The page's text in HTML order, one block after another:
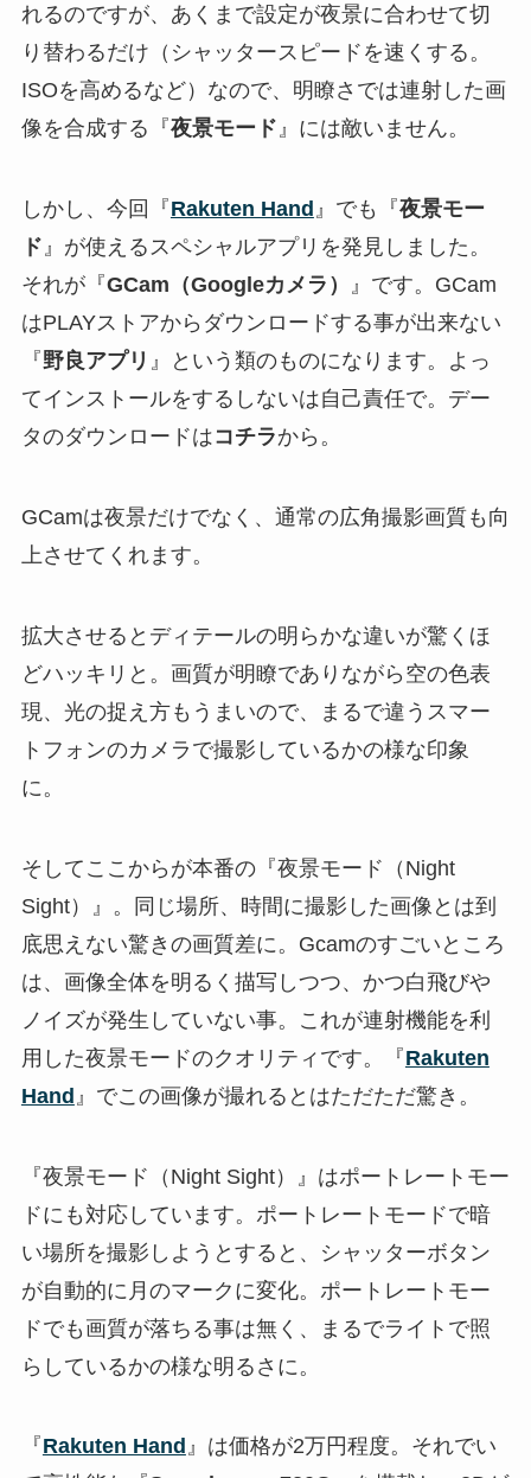
れるのですが、あくまで設定が夜景に合わせて切
り替わるだけ（シャッタースピードを速くする。
ISOを高めるなど）なので、明瞭さでは連射した画
像を合成する『夜景モード』には敵いません。
しかし、今回『Rakuten Hand 』でも『夜景モー
ド』が使えるスペシャルアプリを発見しました。
それが『GCam（Googleカメラ）
』です。GCam
はPLAYストアからダウンロードする事が出来ない
『野良アプリ 』という類のものになります。よっ
てインストールをするしないは自己責任で。デー
タのダウンロードはコチラから。
GCamは夜景だけでなく、通常の広角撮影画質も向
上させてくれます。
拡大させるとディテールの明らかな違いが驚くほ
どハッキリと。画質が明瞭でありながら空の色表
現、光の捉え方もうまいので、まるで違うスマー
トフォンのカメラで撮影しているかの様な印象
に。
そしてここからが本番の『夜景モード（Night
Sight）』。同じ場所、時間に撮影した画像とは到
底思えない驚きの画質差に。Gcamのすごいところ
は、画像全体を明るく描写しつつ、かつ白飛びや
ノイズが発生していない事。これが連射機能を利
用した夜景モードのクオリティです。『Rakuten
Hand 』でこの画像が撮れるとはただただ驚き。
『夜景モード（Night Sight）』はポートレートモー
ドにも対応しています。ポートレートモードで暗
い場所を撮影しようとすると、シャッターボタン
が自動的に月のマークに変化。ポートレートモー
ドでも画質が落ちる事は無く、まるでライトで照
らしているかの様な明るさに。
『Rakuten Hand 』は価格が2万円程度。それでい